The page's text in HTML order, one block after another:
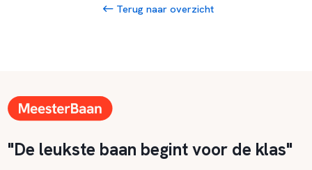
Terug naar overzicht
"De leukste baan begint voor de klas"